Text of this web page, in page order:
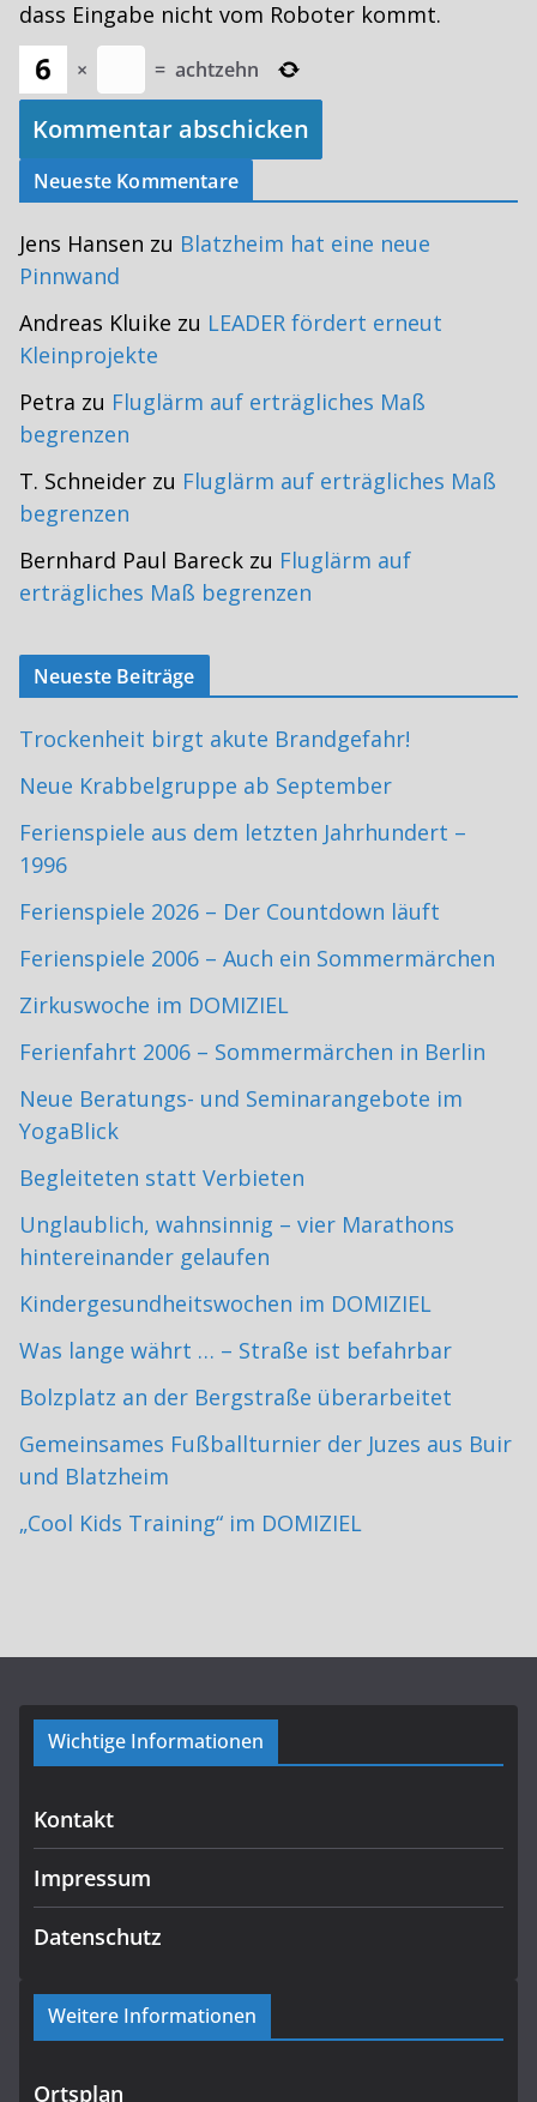
dass Eingabe nicht vom Roboter kommt.
× = achtzehn
Neueste Kommentare
Jens Hansen zu Blatzheim hat eine neue
Pinnwand
Andreas Kluike zu LEADER fördert erneut
Kleinprojekte
Petra zu Fluglärm auf erträgliches Maß
begrenzen
T. Schneider zu Fluglärm auf erträgliches Maß
begrenzen
Bernhard Paul Bareck zu Fluglärm auf
erträgliches Maß begrenzen
Neueste Beiträge
Trockenheit birgt akute Brandgefahr!
Neue Krabbelgruppe ab September
Ferienspiele aus dem letzten Jahrhundert –
1996
Ferienspiele 2026 – Der Countdown läuft
Ferienspiele 2006 – Auch ein Sommermärchen
Zirkuswoche im DOMIZIEL
Ferienfahrt 2006 – Sommermärchen in Berlin
Neue Beratungs- und Seminarangebote im
YogaBlick
Begleiteten statt Verbieten
Unglaublich, wahnsinnig – vier Marathons
hintereinander gelaufen
Kindergesundheitswochen im DOMIZIEL
Was lange währt … – Straße ist befahrbar
Bolzplatz an der Bergstraße überarbeitet
Gemeinsames Fußballturnier der Juzes aus Buir
und Blatzheim
„Cool Kids Training“ im DOMIZIEL
Wichtige Informationen
Kontakt
Impressum
Datenschutz
Weitere Informationen
Ortsplan